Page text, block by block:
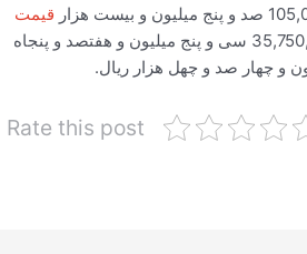
قیمت
35,750,000 سی و پنج میلیون و هفتصد و پنجاه
Rate this post